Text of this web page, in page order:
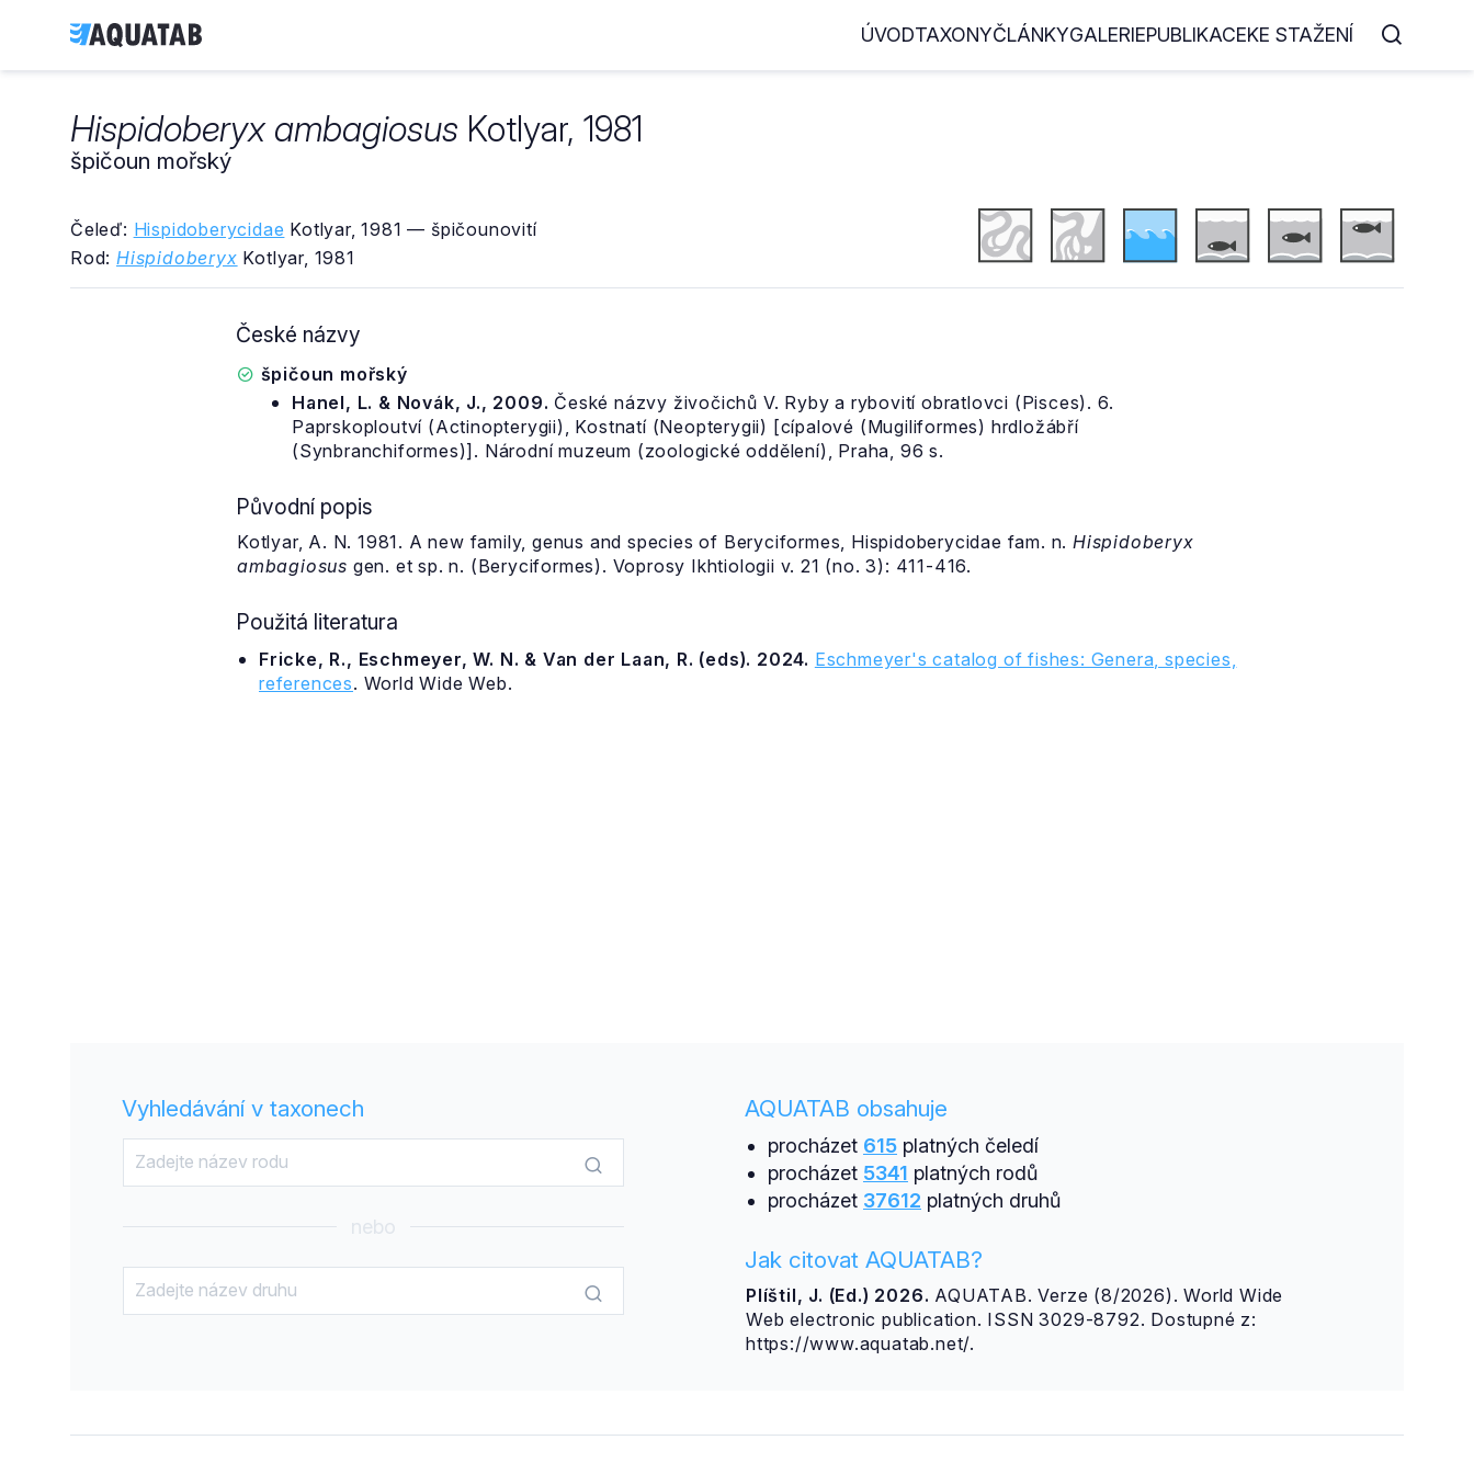
ÚVODTAXONYČLÁNKYGALERIEPUBLIKACEKE STAŽENÍ
Hispidoberyx ambagiosus Kotlyar, 1981
špičoun mořský
Čeleď: Hispidoberycidae Kotlyar, 1981 — špičounovití
Rod: Hispidoberyx Kotlyar, 1981
České názvy
špičoun mořský
Hanel, L. & Novák, J., 2009. České názvy živočichů V. Ryby a rybovití obratlovci (Pisces). 6.
Paprskoploutví (Actinopterygii), Kostnatí (Neopterygii) [cípalové (Mugiliformes) hrdložábří
(Synbranchiformes)]. Národní muzeum (zoologické oddělení), Praha, 96 s.
Původní popis
Kotlyar, A. N. 1981. A new family, genus and species of Beryciformes, Hispidoberycidae fam. n. Hispidoberyx
ambagiosus gen. et sp. n. (Beryciformes). Voprosy Ikhtiologii v. 21 (no. 3): 411-416.
Použitá literatura
Fricke, R., Eschmeyer, W. N. & Van der Laan, R. (eds). 2024. Eschmeyer's catalog of fishes: Genera, species,
references. World Wide Web.
Vyhledávání v taxonech
nebo
AQUATAB obsahuje
procházet 615platných čeledí
procházet 5341 platných rodů
procházet 37612 platných druhů
Jak citovat AQUATAB?
Plíštil, J. (Ed.) 2026. AQUATAB. Verze (8/2026). World Wide
Web electronic publication. ISSN 3029-8792. Dostupné z:
https://www.aquatab.net/.